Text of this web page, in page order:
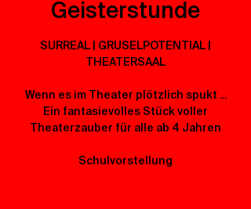
Geisterstunde
SURREAL | GRUSELPOTENTIAL |
THEATERSAAL
Wenn es im Theater plötzlich spukt ...
Ein fantasievolles Stück voller
Theaterzauber für alle ab 4 Jahren
Schulvorstellung